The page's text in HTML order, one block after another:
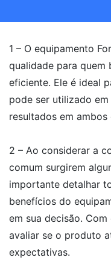
1 – O equipamento
qualidade para quem
eficiente. Ele é ideal
pode ser utilizado
resultados em ambos
2 – Ao considerar a
comum surgirem
importante detalhar
benefícios do
em sua decisão.
avaliar se o produto
expectativas.